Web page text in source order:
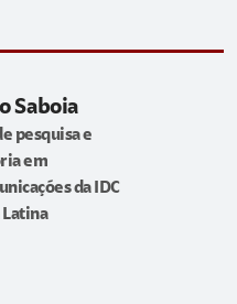
Saboia
pesquisa e
em
da IDC